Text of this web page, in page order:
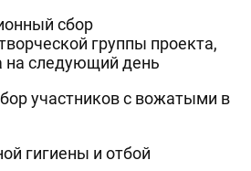
сбор
группы проекта,
на следующий день
участников с вожатыми в
гигиены и отбой